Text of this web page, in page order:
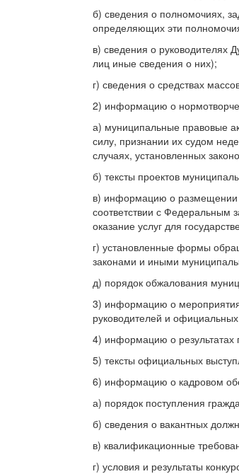
б) сведения о полномочиях,
определяющих эти
в) сведения о руководителях
лиц иные сведения о них);
г) сведения о средствах
2) информацию о
а) муниципальные правовые
силу, признании их судом
случаях, установленных
б) тексты проектов
в) информацию о размещении
соответствии с Федеральным
оказание услуг для
г) установленные формы
законами и иными
д) порядок обжалования
3) информацию о
руководителей и
4) информацию о результатах
5) тексты официальных
6) информацию о кадровом
а) порядок поступления
б) сведения о вакантных
в) квалификационные
г) условия и результаты